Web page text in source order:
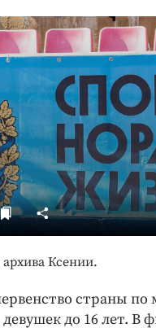
и ЖКХ
и бизнес
Ксении.
страны по
до 16 лет. В